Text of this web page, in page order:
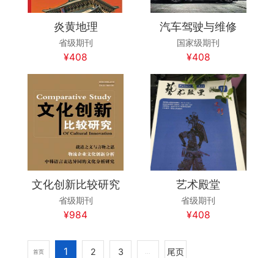
炎黄地理
省级期刊
¥408
汽车驾驶与维修
国家级期刊
¥408
文化创新比较研究
省级期刊
¥984
艺术殿堂
省级期刊
¥408
首页 1 2 3 尾页